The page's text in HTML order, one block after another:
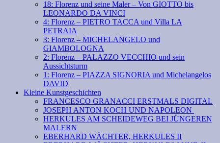
18: Florenz und seine Maler – Von GIOTTO bis
LEONARDO DA VINCI
4: Florenz – PIETRO TACCA und Villa LA
PETRAIA
3: Florenz – MICHELANGELO und
GIAMBOLOGNA
2: Florenz – PALAZZO VECCHIO und sein
Aussichtsturm
1: Florenz – PIAZZA SIGNORIA und Michelangelos
DAVID
Kleine Kunstgeschichten
FRANCESCO GRANACCI ERSTMALS DIGITAL
JOSEPH ANTON KOCH UND NAPOLEON
HERKULES AM SCHEIDEWEG BEI JÜNGEREN
MALERN
EBERHARD WÄCHTER, HERKULES II